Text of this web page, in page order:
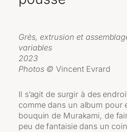
Grès, extrusion et
variables
2023
Photos ©Vincent Evrard
Il s’agit de surgir à des
comme dans un album pour
bouquin de Murakami, de
peu de fantaisie dans un